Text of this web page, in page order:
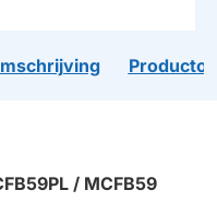
/ MCFB59